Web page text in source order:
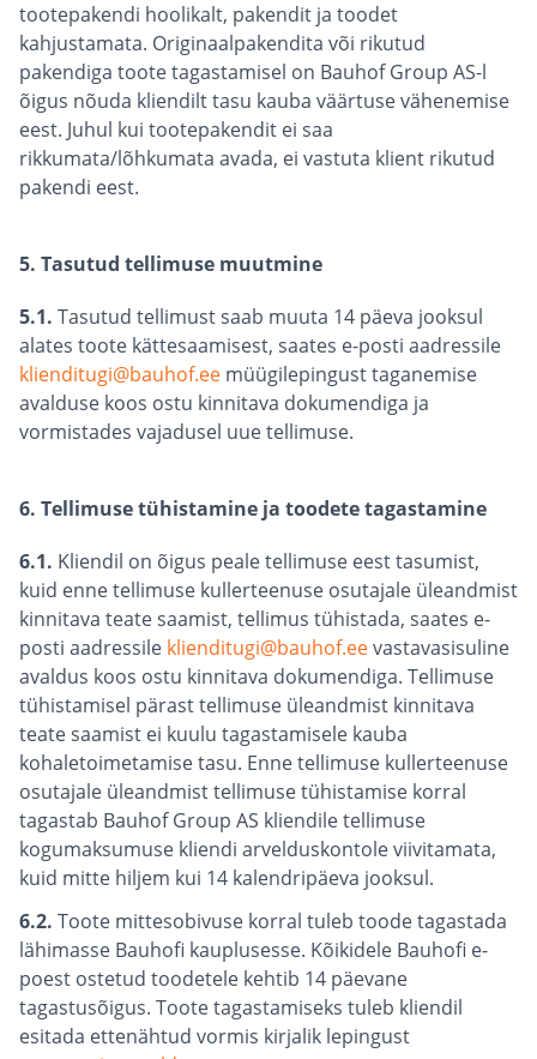
tootepakendi hoolikalt, pakendit ja toodet
kahjustamata. Originaalpakendita või rikutud
pakendiga toote tagastamisel on Bauhof Group AS-l
õigus nõuda kliendilt tasu kauba väärtuse vähenemise
eest. Juhul kui tootepakendit ei saa
rikkumata/lõhkumata avada, ei vastuta klient rikutud
pakendi eest.
5. Tasutud tellimuse muutmine
5.1. Tasutud tellimust saab muuta 14 päeva jooksul
alates toote kättesaamisest, saates e-posti aadressile
klienditugi@bauhof.ee müügilepingust taganemise
avalduse koos ostu kinnitava dokumendiga ja
vormistades vajadusel uue tellimuse.
6. Tellimuse tühistamine ja toodete tagastamine
6.1. Kliendil on õigus peale tellimuse eest tasumist,
kuid enne tellimuse kullerteenuse osutajale üleandmist
kinnitava teate saamist, tellimus tühistada, saates e-
posti aadressile klienditugi@bauhof.eevastavasisuline
avaldus koos ostu kinnitava dokumendiga. Tellimuse
tühistamisel pärast tellimuse üleandmist kinnitava
teate saamist ei kuulu tagastamisele kauba
kohaletoimetamise tasu. Enne tellimuse kullerteenuse
osutajale üleandmist tellimuse tühistamise korral
tagastab Bauhof Group AS kliendile tellimuse
kogumaksumuse kliendi arvelduskontole viivitamata,
kuid mitte hiljem kui 14 kalendripäeva jooksul.
6.2. Toote mittesobivuse korral tuleb toode tagastada
lähimasse Bauhofi kauplusesse. Kõikidele Bauhofi e-
poest ostetud toodetele kehtib 14 päevane
tagastusõigus. Toote tagastamiseks tuleb kliendil
esitada ettenähtud vormis kirjalik lepingust